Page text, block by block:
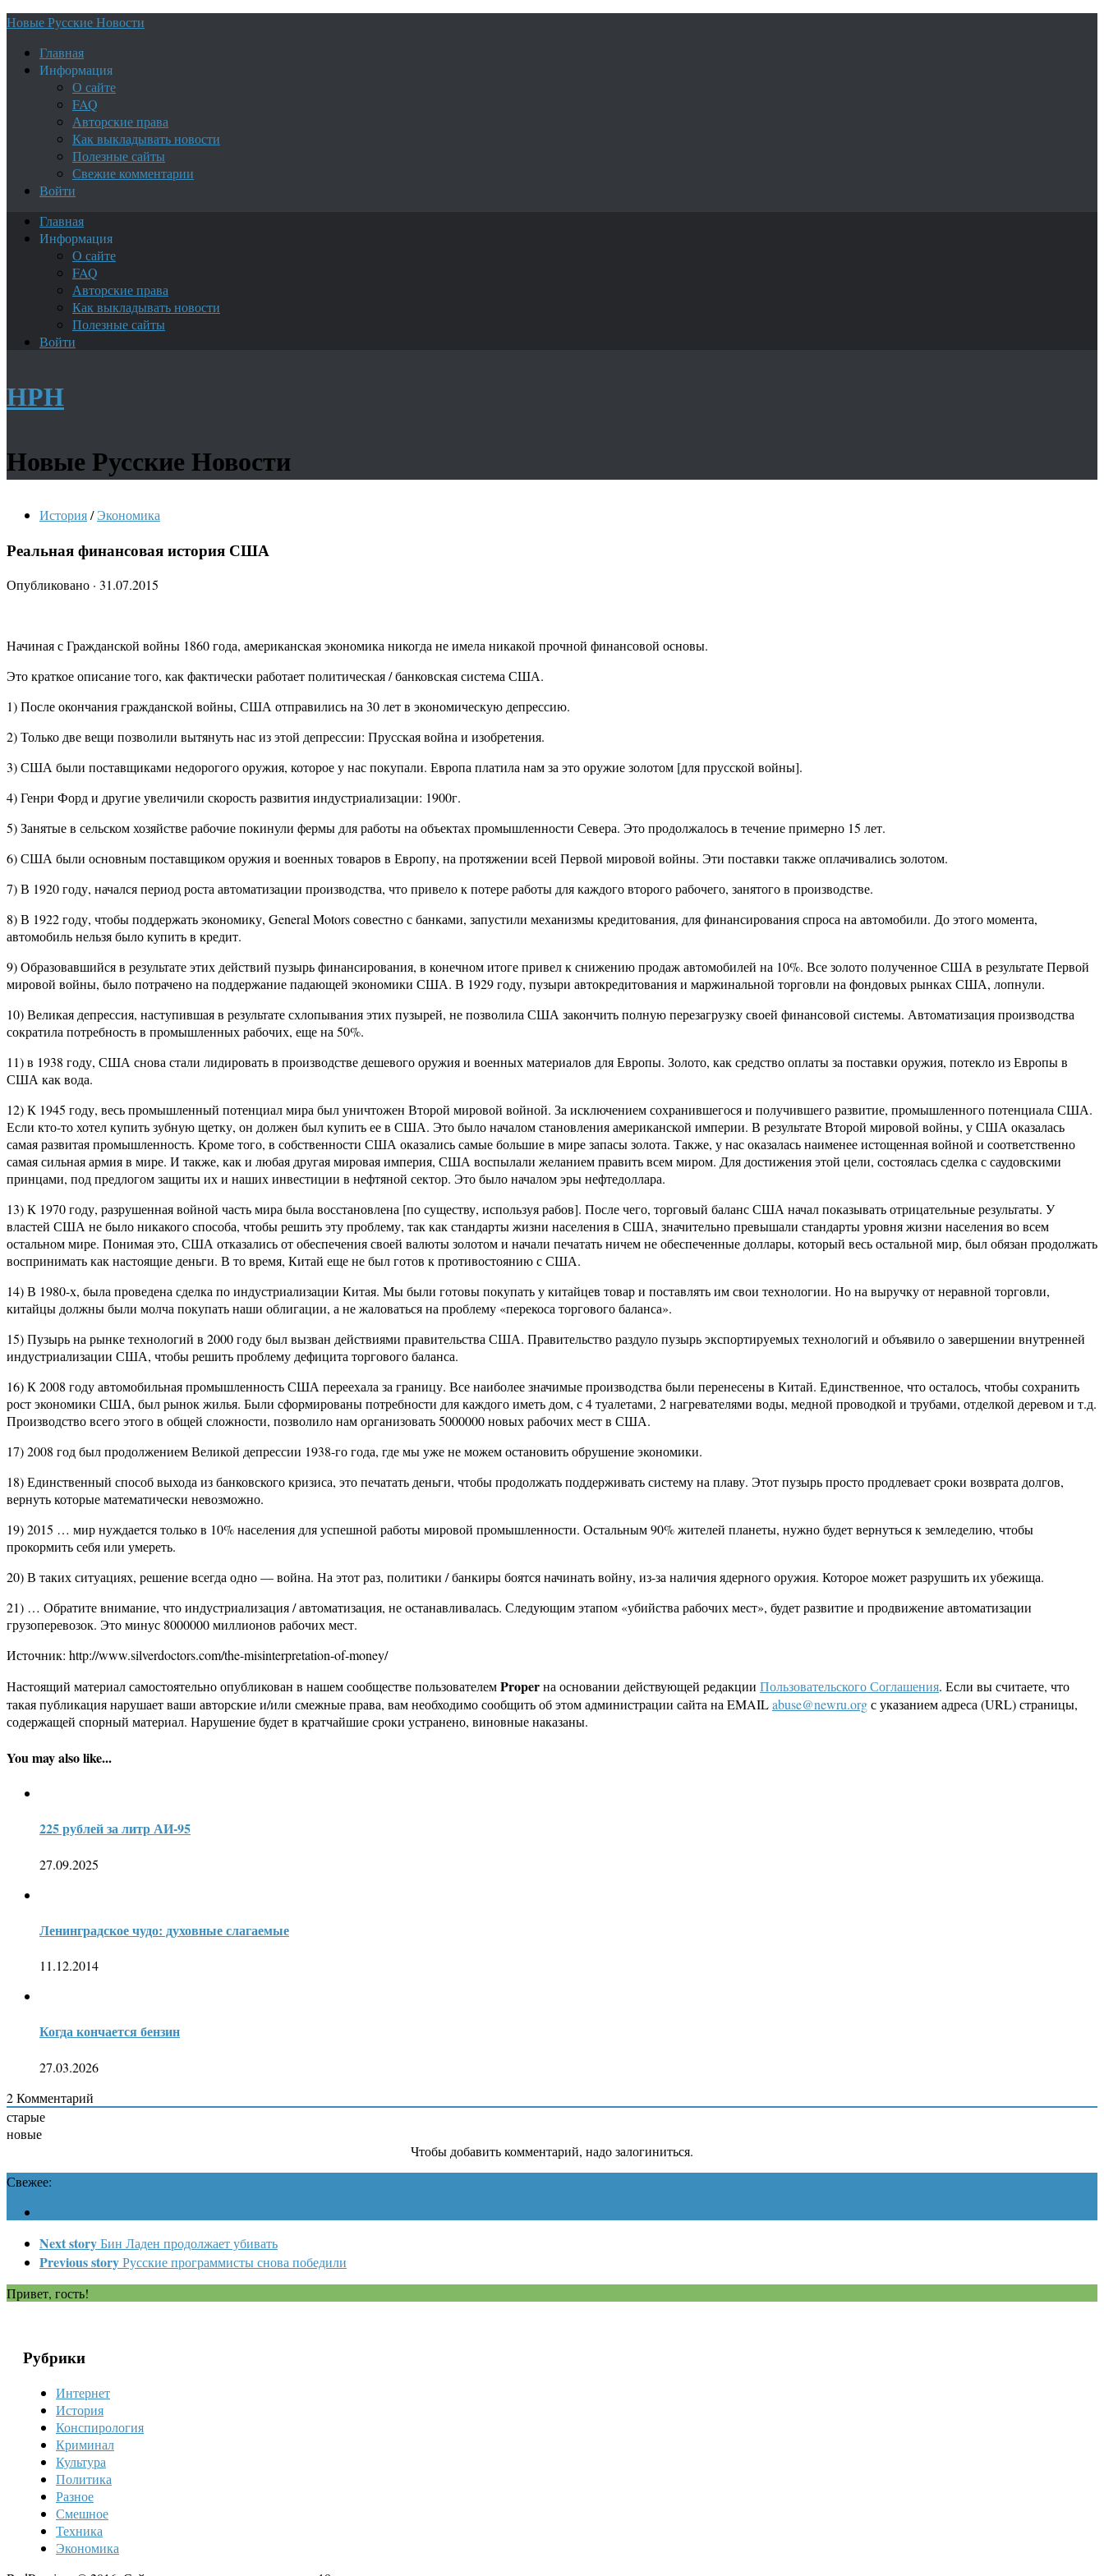
Новые Русские Новости
Главная
Информация
О сайте
FAQ
Авторские права
Как выкладывать новости
Полезные сайты
Свежие комментарии
Войти
Главная
Информация
О сайте
FAQ
Авторские права
Как выкладывать новости
Полезные сайты
Войти
НРН
Новые Русские Новости
История/ Экономика
Реальная финансовая история США
Опубликовано · 31.07.2015
Начиная с Гражданской войны 1860 года, американская экономика никогда не имела никакой прочной финансовой основы.
Это краткое описание того, как фактически работает политическая / банковская система США.
1) После окончания гражданской войны, США отправились на 30 лет в экономическую депрессию.
2) Только две вещи позволили вытянуть нас из этой депрессии: Прусская война и изобретения.
3) США были поставщиками недорогого оружия, которое у нас покупали. Европа платила нам за это оружие золотом [для прусской войны].
4) Генри Форд и другие увеличили скорость развития индустриализации: 1900г.
5) Занятые в сельском хозяйстве рабочие покинули фермы для работы на объектах промышленности Севера. Это продолжалось в течение примерно 15 лет.
6) США были основным поставщиком оружия и военных товаров в Европу, на протяжении всей Первой мировой войны. Эти поставки также оплачивались золотом.
7) В 1920 году, начался период роста автоматизации производства, что привело к потере работы для каждого второго рабочего, занятого в производстве.
8) В 1922 году, чтобы поддержать экономику, General Motors совестно с банками, запустили механизмы кредитования, для финансирования спроса на автомобили. До этого момента,
автомобиль нельзя было купить в кредит.
9) Образовавшийся в результате этих действий пузырь финансирования, в конечном итоге привел к снижению продаж автомобилей на 10%. Все золото полученное США в результате Первой
мировой войны, было потрачено на поддержание падающей экономики США. В 1929 году, пузыри автокредитования и маржинальной торговли на фондовых рынках США, лопнули.
10) Великая депрессия, наступившая в результате схлопывания этих пузырей, не позволила США закончить полную перезагрузку своей финансовой системы. Автоматизация производства
сократила потребность в промышленных рабочих, еще на 50%.
11) в 1938 году, США снова стали лидировать в производстве дешевого оружия и военных материалов для Европы. Золото, как средство оплаты за поставки оружия, потекло из Европы в
США как вода.
12) К 1945 году, весь промышленный потенциал мира был уничтожен Второй мировой войной. За исключением сохранившегося и получившего развитие, промышленного потенциала США.
Если кто-то хотел купить зубную щетку, он должен был купить ее в США. Это было началом становления американской империи. В результате Второй мировой войны, у США оказалась
самая развитая промышленность. Кроме того, в собственности США оказались самые большие в мире запасы золота. Также, у нас оказалась наименее истощенная войной и соответственно
самая сильная армия в мире. И также, как и любая другая мировая империя, США воспылали желанием править всем миром. Для достижения этой цели, состоялась сделка с саудовскими
принцами, под предлогом защиты их и наших инвестиции в нефтяной сектор. Это было началом эры нефтедоллара.
13) К 1970 году, разрушенная войной часть мира была восстановлена ​​[по существу, используя рабов]. После чего, торговый баланс США начал показывать отрицательные результаты. У
властей США не было никакого способа, чтобы решить эту проблему, так как стандарты жизни населения в США, значительно превышали стандарты уровня жизни населения во всем
остальном мире. Понимая это, США отказались от обеспечения своей валюты золотом и начали печатать ничем не обеспеченные доллары, который весь остальной мир, был обязан продолжать
воспринимать как настоящие деньги. В то время, Китай еще не был готов к противостоянию с США.
14) В 1980-х, была проведена сделка по индустриализации Китая. Мы были готовы покупать у китайцев товар и поставлять им свои технологии. Но на выручку от неравной торговли,
китайцы должны были молча покупать наши облигации, а не жаловаться на проблему «перекоса торгового баланса».
15) Пузырь на рынке технологий в 2000 году был вызван действиями правительства США. Правительство раздуло пузырь экспортируемых технологий и объявило о завершении внутренней
индустриализации США, чтобы решить проблему дефицита торгового баланса.
16) К 2008 году автомобильная промышленность США переехала за границу. Все наиболее значимые производства были перенесены в Китай. Единственное, что осталось, чтобы сохранить
рост экономики США, был рынок жилья. Были сформированы потребности для каждого иметь дом, с 4 туалетами, 2 нагревателями воды, медной проводкой и трубами, отделкой деревом и т.д.
Производство всего этого в общей сложности, позволило нам организовать 5000000 новых рабочих мест в США.
17) 2008 год был продолжением Великой депрессии 1938-го года, где мы уже не можем остановить обрушение экономики.
18) Единственный способ выхода из банковского кризиса, это печатать деньги, чтобы продолжать поддерживать систему на плаву. Этот пузырь просто продлевает сроки возврата долгов,
вернуть которые математически невозможно.
19) 2015 … мир нуждается только в 10% населения для успешной работы мировой промышленности. Остальным 90% жителей планеты, нужно будет вернуться к земледелию, чтобы
прокормить себя или умереть.
20) В таких ситуациях, решение всегда одно — война. На этот раз, политики / банкиры боятся начинать войну, из-за наличия ядерного оружия. Которое может разрушить их убежища.
21) … Обратите внимание, что индустриализация / автоматизация, не останавливалась. Следующим этапом «убийства рабочих мест», будет развитие и продвижение автоматизации
грузоперевозок. Это минус 8000000 миллионов рабочих мест.
Источник: http://www.silverdoctors.com/the-misinterpretation-of-money/
Настоящий материал самостоятельно опубликован в нашем сообществе пользователемProperна основании действующей редакции Пользовательского Соглашения. Если вы считаете, что
такая публикация нарушает ваши авторские и/или смежные права, вам необходимо сообщить об этом администрации сайта на EMAILabuse@newru.orgс указанием адреса (URL) страницы,
содержащей спорный материал. Нарушение будет в кратчайшие сроки устранено, виновные наказаны.
You may also like...
225 рублей за литр АИ-95
27.09.2025
Ленинградское чудо: духовные слагаемые
11.12.2014
Когда кончается бензин
27.03.2026
2Комментарий
старые
новые
Чтобы добавить комментарий, надо залогиниться.
Свежее:
Next storyБин Ладен продолжает убивать
Previous storyРусские программисты снова победили
Привет, гость!
Рубрики
Интернет
История
Конспирология
Криминал
Культура
Политика
Разное
Смешное
Техника
Экономика